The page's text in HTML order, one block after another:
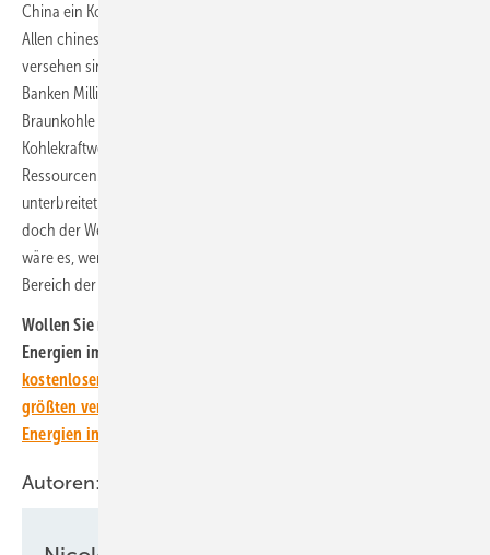
China ein Kohlekraftwerk in der Türkei, nahe der Grenze nach Syrien.
Allen chinesischen Projekten gemein ist, dass sie mit hohen Krediten
versehen sind. Auch in Bosnien-Herzegowina stellen chinesische
Banken Millionen zur Verfügung. Hinzu kommt, dass es dort reichlich
Braunkohle gibt. Demnächst könnte auch das Kosovo auf chinesische
Kohlekraftwerkstechnik setzen, denn auch dort gibt es die fossilen
Ressourcen. Und die Asiaten haben bereits attraktive Angebote
unterbreitet. Zwar gelten die neuen Kohlemeiler als besonders sauber,
doch der Weg, der hier eingeschlagen wird, ist der falsche. Besser
wäre es, wenn die EU diesen Ländern entsprechende Angebote im
Bereich der erneuerbaren Energien unterbreiten würde.
Wollen Sie neue Erkenntnisse zum Ausbau schädlicher fossiler
Energien im Blick behalten?
kostenlosen Newsletter von ERNEUERBARE ENERGIEN – dem
größten verbandsunabhängigen Magazin für erneuerbare
Energien in Deutschland!
Autoren: